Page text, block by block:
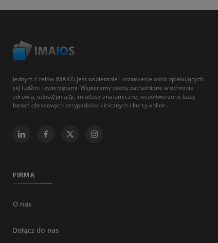
Jednym z celów IMAIOS jest wspieranie i kształcenie osób opiekujących
się ludźmi i zwierzętami. Wspieramy osoby zatrudnione w ochronie
zdrowia, udostępniając im atlasy anatomiczne, współtworzone bazy
badań obrazowych przypadków klinicznych i kursy online...
FIRMA
O nas
Dołącz do nas